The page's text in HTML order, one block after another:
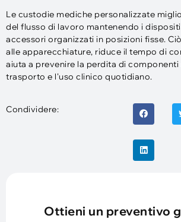
Le custodie mediche personalizzate
del flusso di lavoro mantenendo i
accessori organizzati in posizioni fisse.
alle apparecchiature, riduce il tempo di
aiuta a prevenire la perdita di componenti
trasporto e l'uso clinico quotidiano.
Condividere:
Ottieni un preventivo